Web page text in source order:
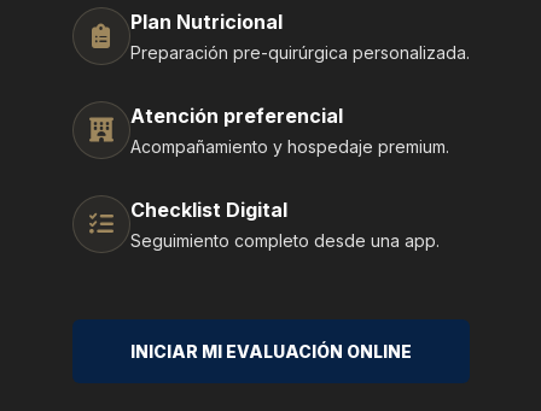
Plan Nutricional
Preparación pre-quirúrgica personalizada.
Atención preferencial
Acompañamiento y hospedaje premium.
Checklist Digital
Seguimiento completo desde una app.
INICIAR MI EVALUACIÓN ONLINE